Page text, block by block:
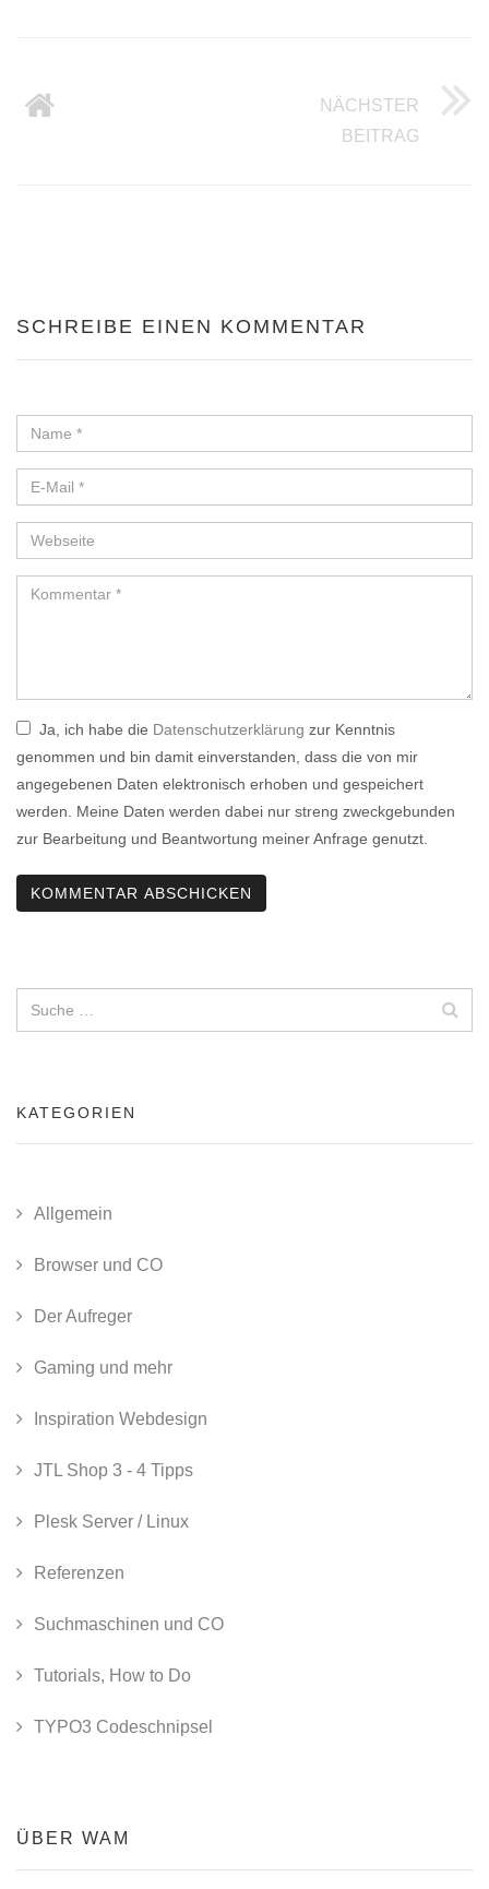
NÄCHSTER
BEITRAG
SCHREIBE EINEN KOMMENTAR
Ja, ich habe die Datenschutzerklärung zur Kenntnis
genommen und bin damit einverstanden, dass die von mir
angegebenen Daten elektronisch erhoben und gespeichert
werden. Meine Daten werden dabei nur streng zweckgebunden
zur Bearbeitung und Beantwortung meiner Anfrage genutzt.
KATEGORIEN
Allgemein
Browser und CO
Der Aufreger
Gaming und mehr
Inspiration Webdesign
JTL Shop 3 - 4 Tipps
Plesk Server / Linux
Referenzen
Suchmaschinen und CO
Tutorials, How to Do
TYPO3 Codeschnipsel
ÜBER WAM